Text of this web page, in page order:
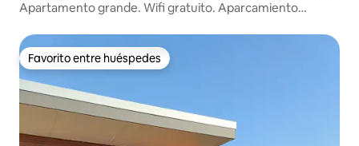
rth Adelaide
Apartamento grande. Wifi gratuito. Aparcamiento
Favorito entre huéspedes
Favorito entre huéspedes